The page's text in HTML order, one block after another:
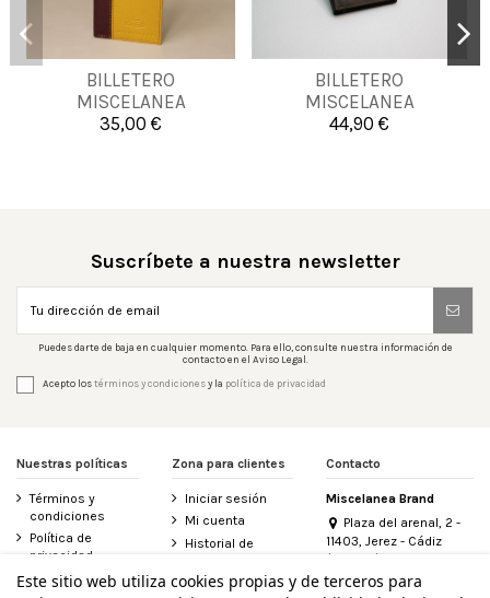
BILLETERO
MISCELANEA
35,00 €
UNICA
Añadir al carrito
BILLETERO
MISCELANEA
44,90 €
UNICA
Añadir al carrito
Suscríbete a nuestra newsletter
Puedes darte de baja en cualquier momento. Para ello, consulte nuestra información de
contacto en el Aviso Legal.
Acepto lostérminos y condicionesy la política de privacidad
Nuestras políticas
Términos y
condiciones
Política de
privacidad
Aviso legal
Zona para clientes
Iniciar sesión
Mi cuenta
Historial de
Contacte con
Contacto
Miscelanea Brand
Plaza del arenal, 2 -
11403, Jerez - Cádiz
(España)
956 155 340
Este sitio web utiliza cookies propias y de terceros para